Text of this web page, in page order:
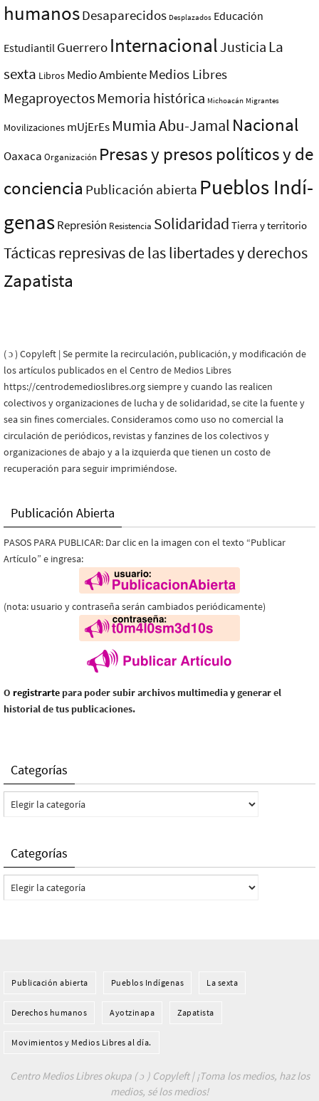
humanosDesaparecidos Desplazados Educación
Estudiantil Guerrero InternacionalJusticia La
sexta Libros Medio AmbienteMedios Libres
MegaproyectosMemoria histórica Michoacán Migrantes
Movilizaciones mUjErEs Mumia Abu-Jamal Nacional
Oaxaca Organización Presas y presos polí­ticos y de
conciencia Publicación abierta Pueblos Indí­
genasRepresión Resistencia Solidaridad Tierra y territorio
Tácticas represivas de las libertades y derechos
Zapatista
( ɔ ) Copyleft | Se permite la recirculación, publicación, y modificación de
los artículos publicados en el Centro de Medios Libres
https://centrodemedioslibres.org siempre y cuando las realicen
colectivos y organizaciones de lucha y de solidaridad, se cite la fuente y
sea sin fines comerciales. Consideramos como uso no comercial la
circulación de periódicos, revistas y fanzines de los colectivos y
organizaciones de abajo y a la izquierda que tienen un costo de
recuperación para seguir imprimiéndose.
Publicación Abierta
PASOS PARA PUBLICAR: Dar clic en la imagen con el texto “Publicar
Artículo” e ingresa:
(nota: usuario y contraseña serán cambiados periódicamente)
O registrarte para poder subir archivos multimedia y generar el
historial de tus publicaciones.
Categorías
Categorías
Categorías
Categorías
Publicación abierta Pueblos Indí­genas La sexta
Derechos humanos Ayotzinapa Zapatista
Movimientos y Medios Libres al día.
Centro Medios Libres okupa ( ɔ ) Copyleft | ¡Toma los medios, haz los
medios, sé los medios!